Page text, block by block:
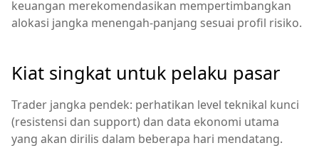
keuangan merekomendasikan mempertimbangkan
alokasi jangka menengah-panjang sesuai profil risiko.
Kiat singkat untuk pelaku pasar
Trader jangka pendek: perhatikan level teknikal kunci
(resistensi dan support) dan data ekonomi utama
yang akan dirilis dalam beberapa hari mendatang.